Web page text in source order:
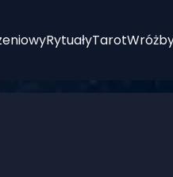
RytuałyTarot